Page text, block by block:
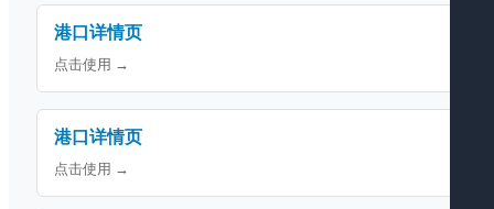
港口详情页
点击使用 →
港口详情页
点击使用 →